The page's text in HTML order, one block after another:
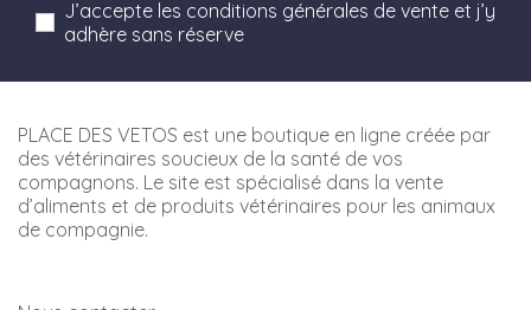
J’accepte les conditions générales de vente et j’y
adhère sans réserve
PLACE DES VETOS est une boutique en ligne créée par
des vétérinaires soucieux de la santé de vos
compagnons. Le site est spécialisé dans la vente
d’aliments et de produits vétérinaires pour les animaux
de compagnie.